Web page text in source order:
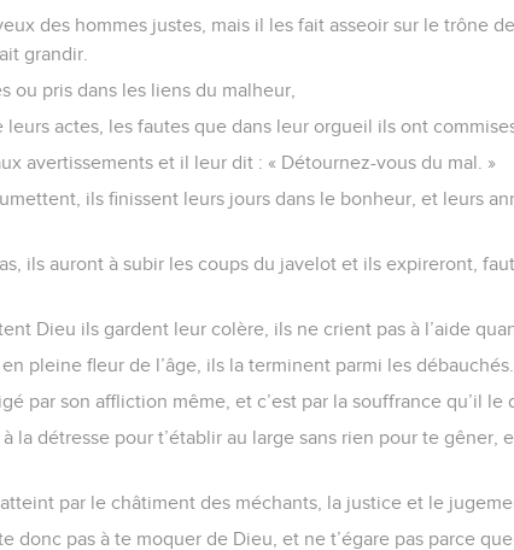
des hommes justes, mais il les fait asseoir sur le trône
grandir.
ou pris dans les liens du malheur,
leurs actes, les fautes que dans leur orgueil ils ont
avertissements et il leur dit : « Détournez-vous du mal. »
ils finissent leurs jours dans le bonheur, et leurs
ils auront à subir les coups du javelot et ils expireront,
Dieu ils gardent leur colère, ils ne crient pas à l’aide
pleine fleur de l’âge, ils la terminent parmi les débauchés.
par son affliction même, et c’est par la souffrance qu’il le
à la détresse pour t’établir au large sans rien pour te gêner,
par le châtiment des méchants, la justice et le
donc pas à te moquer de Dieu, et ne t’égare pas parce